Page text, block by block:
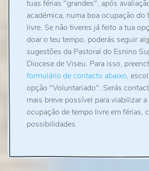
tuas férias "grandes", após
académica, numa boa ocupação do
livre. Se não tiveres já feito a tua
doar o teu tempo, poderás seguir
sugestões da Pastoral do Esnino
Diocese de Viseu. Para isso,
formulário de contacto abaixo,
opção "Voluntariado". Serás
mais breve possível para viabilizar
ocupação de tempo livre em férias,
possibilidades.